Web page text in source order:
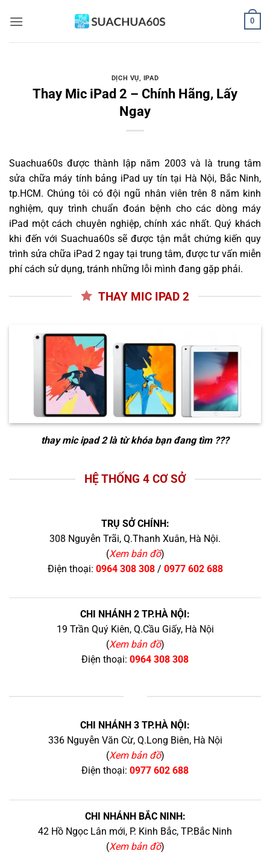
qua
0
DỊCH VỤ, IPAD
Thay Mic iPad 2 – Chính Hãng, Lấy
Ngay
Suachua60s được thành lập năm 2003 và là trung tâm
sửa chữa máy tính bảng iPad uy tín tại Hà Nội, Bắc Ninh,
tp.HCM. Chúng tôi có đội ngũ nhân viên trên 8 năm kinh
nghiệm, quy trình chuẩn đoán bệnh cho các dòng máy
iPad một cách chuyên nghiệp, chính xác nhất. Quý khách
khi đến với Suachua60s sẽ được tận mắt chứng kiến quy
trình sửa chữa iPad 2 ngay tại trung tâm, được tư vấn miễn
phí cách sử dụng, tránh những lỗi mình đang gặp phải.
THAY MIC IPAD 2
thay mic ipad 2là từ khóa bạn đang tìm ???
HỆ THỐNG 4 CƠ SỞ
TRỤ SỞ CHÍNH:
308 Nguyễn Trãi, Q.Thanh Xuân, Hà Nội.
(Xem bản đồ)
Điện thoại: 0964 308 308/ 0977 602 688
CHI NHÁNH 2 TP.HÀ NỘI:
19 Trần Quý Kiên, Q.Cầu Giấy, Hà Nội
(Xem bản đồ)
Điện thoại: 0964 308 308
CHI NHÁNH 3 TP.HÀ NỘI:
336 Nguyễn Văn Cừ, Q.Long Biên, Hà Nội
(Xem bản đồ)
Điện thoại: 0977 602 688
CHI NHÁNH BẮC NINH:
42 Hồ Ngọc Lân mới, P. Kinh Bắc, TP.Bắc Ninh
(Xem bản đồ)